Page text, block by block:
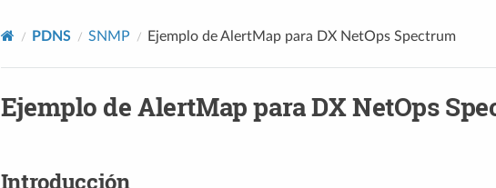
PDNS SNMP Ejemplo de AlertMap para DX NetOps Spectrum
Ejemplo de AlertMap para DX NetOps
Introducción